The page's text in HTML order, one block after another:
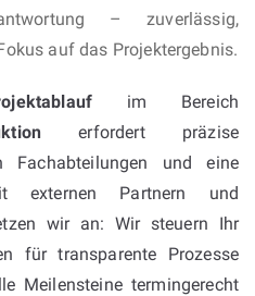
– zuverlässig,
auf das Projektergebnis.
im Bereich
erfordert präzise
Fachabteilungen und eine
externen Partnern und
wir an: Wir steuern Ihr
für transparente Prozesse
Meilensteine termingerecht